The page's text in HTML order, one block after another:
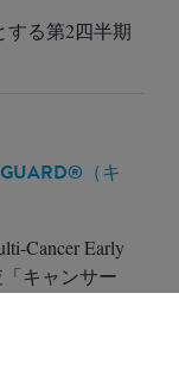
する第2四半期
（キ
Cancer Early
キャンサー